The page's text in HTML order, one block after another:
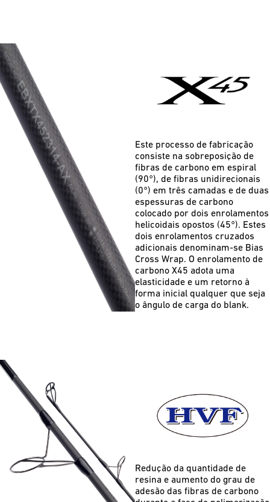
Este processo de fabricação
consiste na sobreposição de
fibras de carbono em espiral
(90°), de fibras unidirecionais
(0°) em três camadas e de duas
espessuras de carbono
colocado por dois enrolamentos
helicoidais opostos (45°). Estes
dois enrolamentos cruzados
adicionais denominam-se Bias
Cross Wrap. O enrolamento de
carbono X45 adota uma
elasticidade e um retorno à
forma inicial qualquer que seja
o ângulo de carga do blank.
Redução da quantidade de
resina e aumento do grau de
adesão das fibras de carbono